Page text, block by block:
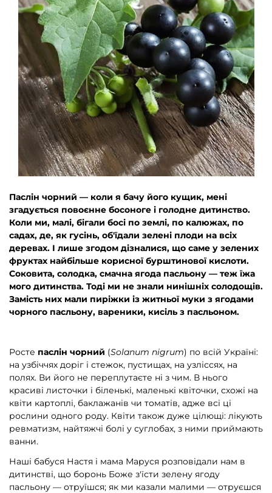
Паслін чорний — коли я бачу його кущик, мені
згадується повоєнне босоноге і голодне дитинство.
Коли ми, малі, бігали босі по землі, по калюжах, по
садах, де, як гусінь, об'їдали зелені плоди на всіх
деревах. І лише згодом дізналися, що саме у зелених
фруктах найбільше корисної бурштинової кислоти.
Соковита, солодка, смачна ягода пасльону — теж їжа
мого дитинства. Тоді ми не знали нинішніх солодощів.
Замість них мали пиріжки із житньої муки з ягодами
чорного пасльону, вареники, кисіль з пасльоном.
Росте паслін чорний (Solanum nigrum) по всій Україні:
на узбіччях доріг і стежок, пустищах, на узліссях, на
полях. Ви його не переплутаєте ні з чим. В нього
красиві листочки і біленькі, маленькі квіточки, схожі на
квіти картоплі, баклажанів чи томатів, адже всі ці
рослини одного роду. Квіти також дуже цілющі: лікують
ревматизм, найтяжчі болі у суглобах, з ними приймають
ванни.
Наші бабуся Настя і мама Маруся розповідали нам в
дитинстві, що боронь Боже з'їсти зелену ягоду
пасльону — отруїшся; як ми казали малими — отруєшся